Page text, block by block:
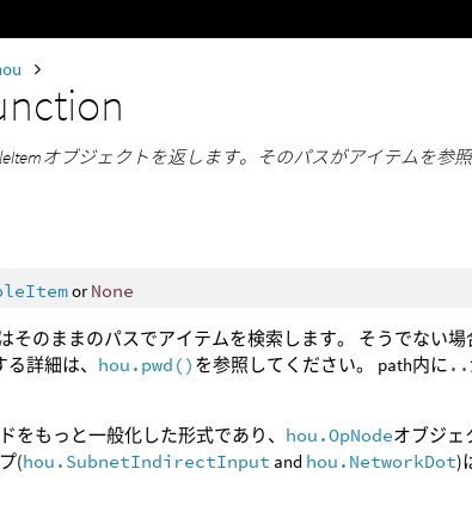
オブジェクトを返します。そのパスがアイテムを参
orNone
そのままのパスでアイテムを検索します。 そうでない
詳細は、 hou.pwd() を参照してください。 path内に ..
をもっと一般化した形式であり、 hou.OpNodeオブジェ
(hou.SubnetIndirectInput and hou.NetworkDot)